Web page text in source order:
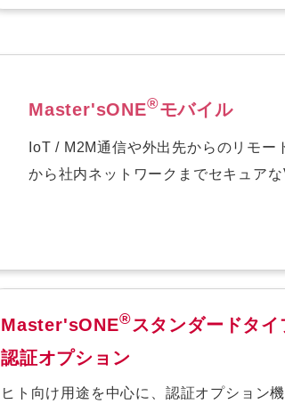
Master'sONE®モバイル
IoT / M2M通信や外出先からのリモ
から社内ネットワークまでセキュア
Master'sONE®スタンダードタイ
認証オプション
ヒト向け用途を中心に、認証オプション